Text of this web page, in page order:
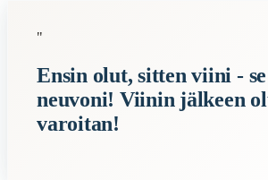
Description:Sananlasku neuvoo juomaan
Related Topics
"
Ensin olut, sitten viini -
neuvoni! Viinin jälkeen
varoitan!